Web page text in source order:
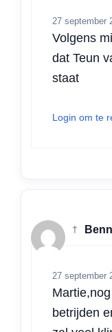
27 september
Volgens
dat Teun
staat
Login om te
†
27 september
betrijden